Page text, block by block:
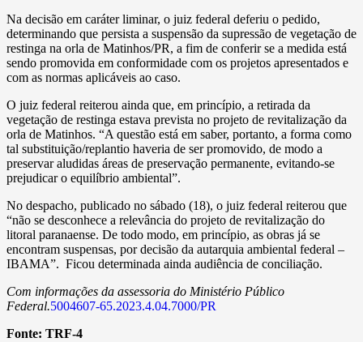
Na decisão em caráter liminar, o juiz federal deferiu o pedido,
determinando que persista a suspensão da supressão de vegetação de
restinga na orla de Matinhos/PR, a fim de conferir se a medida está
sendo promovida em conformidade com os projetos apresentados e
com as normas aplicáveis ao caso.
O juiz federal reiterou ainda que, em princípio, a retirada da
vegetação de restinga estava prevista no projeto de revitalização da
orla de Matinhos. “A questão está em saber, portanto, a forma como
tal substituição/replantio haveria de ser promovido, de modo a
preservar aludidas áreas de preservação permanente, evitando-se
prejudicar o equilíbrio ambiental”.
No despacho, publicado no sábado (18), o juiz federal reiterou que
“não se desconhece a relevância do projeto de revitalização do
litoral paranaense. De todo modo, em princípio, as obras já se
encontram suspensas, por decisão da autarquia ambiental federal –
IBAMA”. Ficou determinada ainda audiência de conciliação.
Com informações da assessoria do Ministério Público
Federal.5004607-65.2023.4.04.7000/PR
Fonte: TRF-4